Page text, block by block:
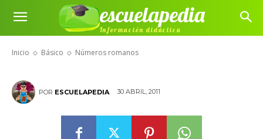
escuelapedia
Información didáctica
Inicio Básico Números romanos
Números romanos
POR ESCUELAPEDIA 30 ABRIL, 2011